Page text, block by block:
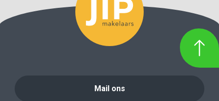
Mail ons